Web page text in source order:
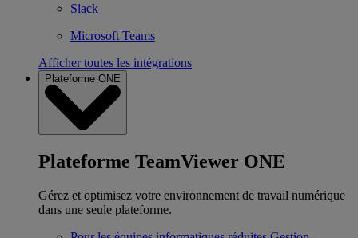
Slack
Microsoft Teams
Afficher toutes les intégrations
Plateforme ONE
Plateforme TeamViewer ONE
Gérez et optimisez votre environnement de travail numérique
dans une seule plateforme.